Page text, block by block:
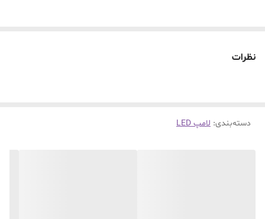
نظرات
دسته‌بندی: لامپ LED